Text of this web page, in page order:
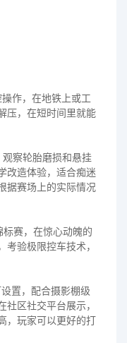
作，在地铁上或工
压，在短时间里就能
察轮胎磨损和悬挂
改造体验，适合痴迷
据赛场上的实际情况
赛，在惊心动魄的
验极限控车技术，
置，配合摄影棚级
区社交平台展示，
，玩家可以更好的打